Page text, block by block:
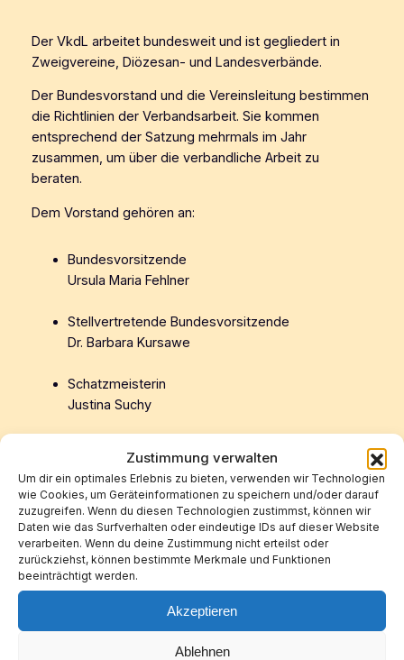
Zustimmung verwalten
Um dir ein optimales Erlebnis zu bieten, verwenden wir Technologien
wie Cookies, um Geräteinformationen zu speichern und/oder darauf
zuzugreifen. Wenn du diesen Technologien zustimmst, können wir
Daten wie das Surfverhalten oder eindeutige IDs auf dieser Website
verarbeiten. Wenn du deine Zustimmung nicht erteilst oder
zurückziehst, können bestimmte Merkmale und Funktionen
beeinträchtigt werden.
Akzeptieren
Ablehnen
Der VkdL arbeitet bundesweit und ist gegliedert in
Zweigvereine, Diözesan- und Landesverbände.
Der Bundesvorstand und die Vereinsleitung bestimmen
die Richtlinien der Verbandsarbeit. Sie kommen
entsprechend der Satzung mehrmals im Jahr
zusammen, um über die verbandliche Arbeit zu
beraten.
Dem Vorstand gehören an:
Bundesvorsitzende
Ursula Maria Fehlner
Stellvertretende Bundesvorsitzende
Dr. Barbara Kursawe
Schatzmeisterin
Justina Suchy
Theresa Miniarti Fehlner
Beisitzerinnen
Dr. Elisabeth Luge und Adele Stork